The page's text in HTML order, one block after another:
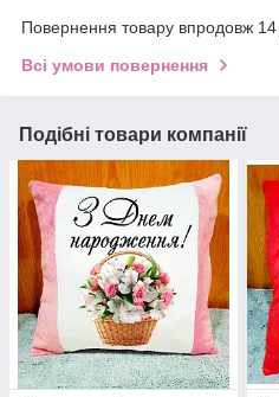
Повернення товару впродовж 14
Всі умови повернення
Подібні товари компанії